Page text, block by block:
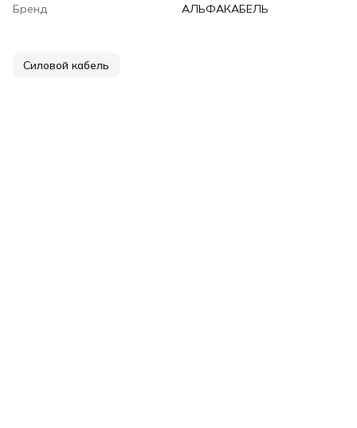
Бренд
АЛЬФАКАБЕЛЬ
Силовой кабель